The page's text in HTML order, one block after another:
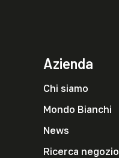
Azienda
Chi siamo
Mondo Bianchi
News
Ricerca negozio